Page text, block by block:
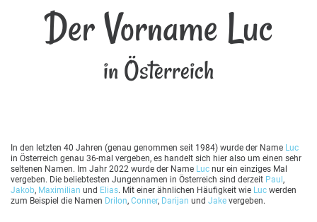
Der Vorname Luc
in Österreich
In den letzten 40 Jahren (genau genommen seit 1984) wurde der Name Luc
in Österreich genau 36-mal vergeben, es handelt sich hier also um einen sehr
seltenen Namen. Im Jahr 2022 wurde der Name Luc nur ein einziges Mal
vergeben. Die beliebtesten Jungennamen in Österreich sind derzeit Paul ,
Jakob, Maximilian und Elias. Mit einer ähnlichen Häufigkeit wie Luc werden
zum Beispiel die Namen Drilon, Conner, Darijan und Jake vergeben.